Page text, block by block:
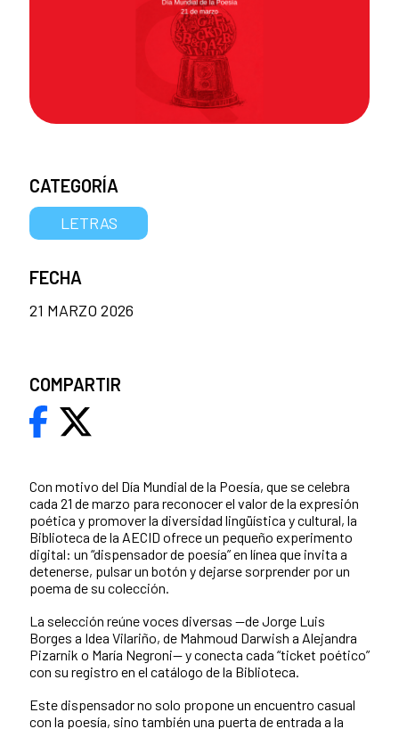
Con motivo del Día Mundial de la Poesía, que se celebra
cada 21 de marzo para reconocer el valor de la expresión
poética y promover la diversidad lingüística y cultural, la
Biblioteca de la AECID ofrece un pequeño experimento
digital: un “dispensador de poesía” en línea que invita a
detenerse, pulsar un botón y dejarse sorprender por un
poema de su colección.
La selección reúne voces diversas —de Jorge Luis
Borges a Idea Vilariño, de Mahmoud Darwish a Alejandra
Pizarnik o María Negroni— y conecta cada “ticket poético”
con su registro en el catálogo de la Biblioteca.
Este dispensador no solo propone un encuentro casual
con la poesía, sino también una puerta de entrada a la
CATEGORÍA
LETRAS
FECHA
21 MARZO 2026
COMPARTIR